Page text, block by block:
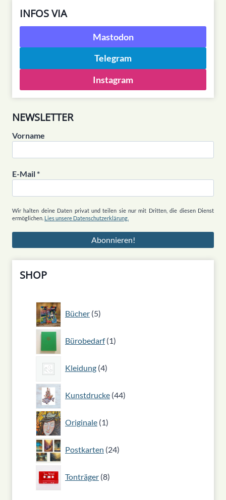
INFOS VIA
Mastodon
Telegram
Instagram
NEWSLETTER
Vorname
E-Mail*
Wir halten deine Daten privat und teilen sie nur mit Dritten, die diesen Dienst
ermöglichen. Lies unsere Datenschutzerklärung.
SHOP
Bücher 5
5
Produkte
Bürobedarf 1
1
Produkt
Kleidung 4
4
Produkte
Kunstdrucke 44
44
Produkte
Originale 1
1
Produkt
Postkarten 24
24
Produkte
Tonträger 8
8
Produkte